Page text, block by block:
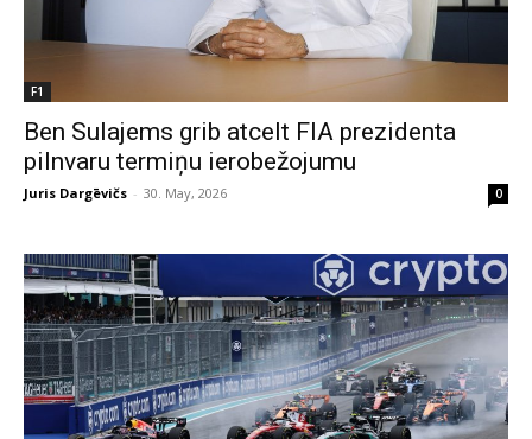
F1
Ben Sulajems grib atcelt FIA prezidenta
pilnvaru termiņu ierobežojumu
Juris Dargēvičs - 30. May, 2026 0